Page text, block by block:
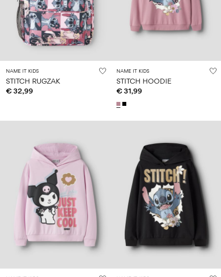
NAME IT KIDS
STITCH RUGZAK
€ 32,99
NAME IT KIDS
STITCH HOODIE
€ 31,99